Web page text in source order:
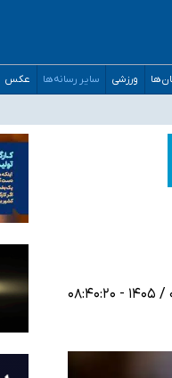
ورزشی سایر رسانه‌ها عکس
نظامی دافوس آجا
از آستانه هشدار
در دبی متناسب با شرایط